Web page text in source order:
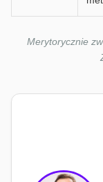
Merytorycznie